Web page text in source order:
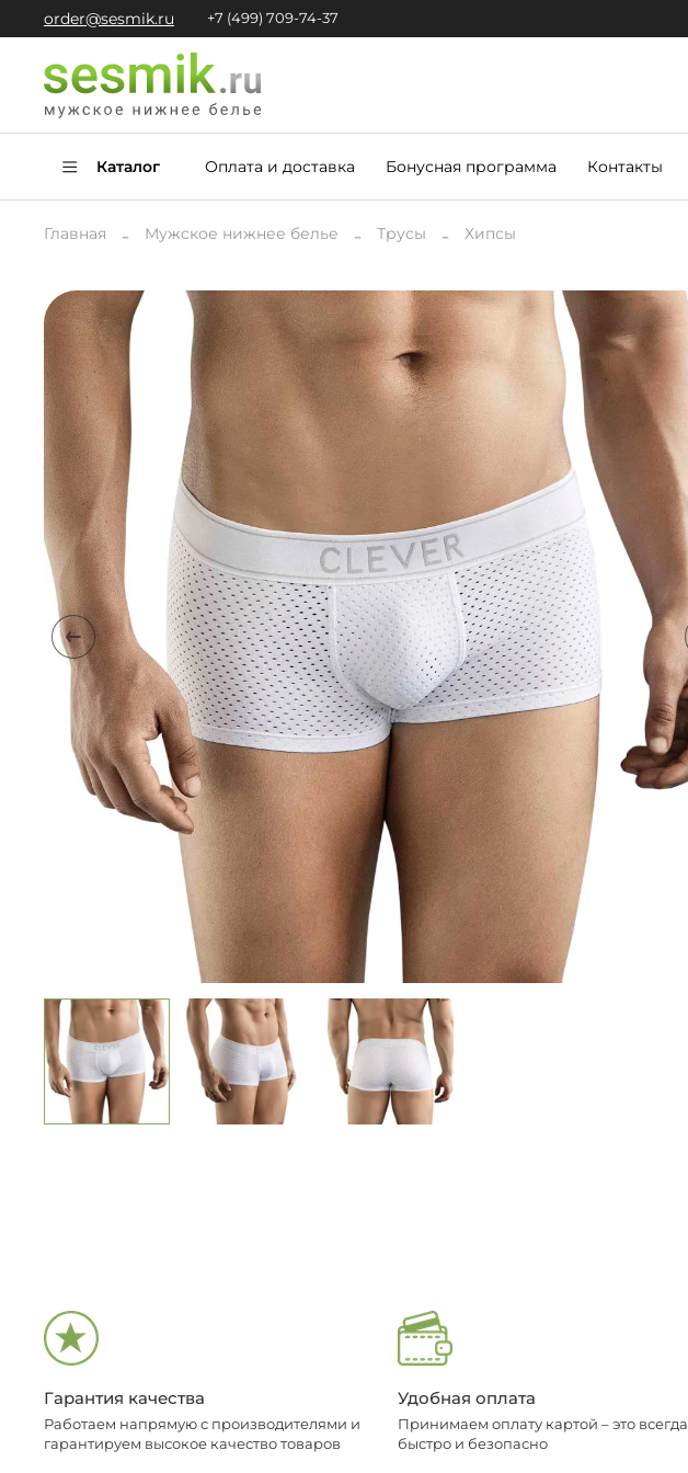
order@sesmik.ru +7 (499) 709-74-37
Каталог Оплата и доставка Бонусная программа Контакты
Главная Мужское нижнее белье Трусы Хипсы
Гарантия качества
Работаем напрямую с производителями и
гарантируем высокое качество товаров
Удобная оплата
Принимаем оплату картой – это всегда
быстро и безопасно